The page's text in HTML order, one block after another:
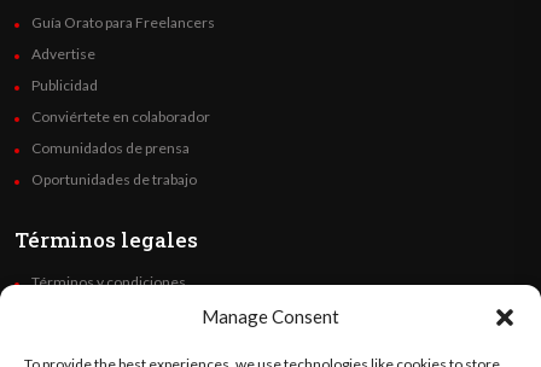
Manage Consent
Guía Orato para Freelancers
Advertise
Publicidad
Conviértete en colaborador
Comunidados de prensa
Oportunidades de trabajo
Términos legales
Términos y condiciones